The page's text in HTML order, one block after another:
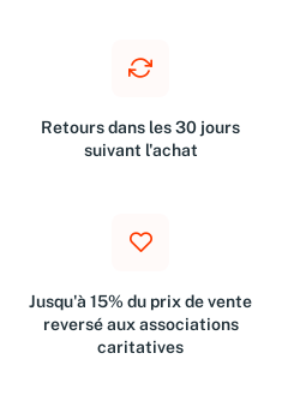
Retours dans les 30 jours
suivant l'achat
Jusqu'à 15% du prix de vente
reversé aux associations
caritatives